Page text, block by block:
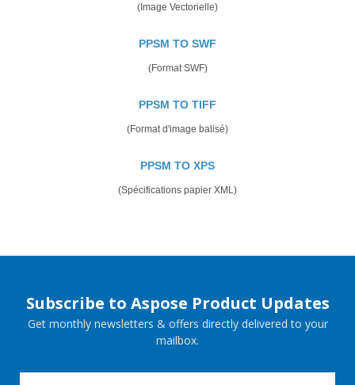
(Image Vectorielle)
PPSM TO SWF
(Format SWF)
PPSM TO TIFF
(Format d'image balisé)
PPSM TO XPS
(Spécifications papier XML)
Subscribe to Aspose Product Updates
Get monthly newsletters & offers directly delivered to your
mailbox.